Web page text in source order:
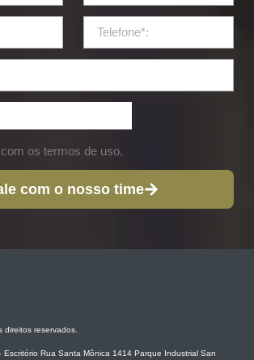
os termos de uso.
com o nosso time
reservados.
Escritório Rua Santa Mônica 1414 Parque Industrial San